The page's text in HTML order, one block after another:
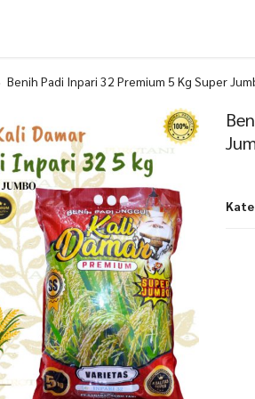
Perkebunan Terpercaya
& menyediakan peralatan
Miura, sprayer elektrik SWAN,
berbagai ukuran,paranet,biji
Benih Padi Inpari 32 Premium 5 Kg Super